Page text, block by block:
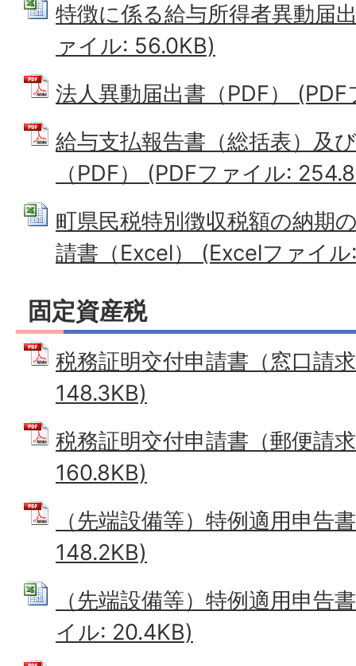
特徴に係る給与所得者異動届
ァイル: 56.0KB)
法人異動届出書（PDF）
給与支払報告書（総括表）及
（PDF） (PDFファイル:
町県民税特別徴収税額の納期
請書（Excel） (Excelファイ
固定資産税
税務証明交付申請書（窓口請
148.3KB)
税務証明交付申請書（郵便請
160.8KB)
（先端設備等）特例適用申告
148.2KB)
（先端設備等）特例適用申告
イル: 20.4KB)